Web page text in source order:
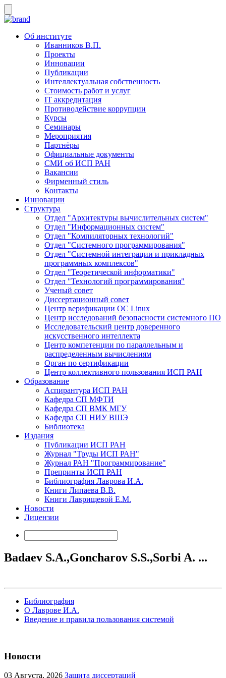
Об институте
Иванников В.П.
Проекты
Инновации
Публикации
Интеллектуальная собственность
Стоимость работ и услуг
IT аккредитация
Противодействие коррупции
Курсы
Семинары
Мероприятия
Партнёры
Официальные документы
СМИ об ИСП РАН
Вакансии
Фирменный стиль
Контакты
Инновации
Структура
Отдел "Архитектуры вычислительных систем"
Отдел "Информационных систем"
Отдел "Компиляторных технологий"
Отдел "Системного программирования"
Отдел "Системной интеграции и прикладных
программных комплексов"
Отдел "Теоретической информатики"
Отдел "Технологий программирования"
Ученый совет
Диссертационный совет
Центр верификации ОС Linux
Центр исследований безопасности системного ПО
Исследовательский центр доверенного
искусственного интеллекта
Центр компетенции по параллельным и
распределенным вычислениям
Орган по сертификации
Центр коллективного пользования ИСП РАН
Образование
Аспирантура ИСП РАН
Кафедра СП МФТИ
Кафедра СП ВМК МГУ
Кафедра СП НИУ ВШЭ
Библиотека
Издания
Публикации ИСП РАН
Журнал "Труды ИСП РАН"
Журнал РАН "Программирование"
Препринты ИСП РАН
Библиография Лаврова И.А.
Книги Липаева В.В.
Книги Лаврищевой Е.М.
Новости
Лицензии
Badaev S.A.,Goncharov S.S.,Sorbi A. ...
Библиография
О Лаврове И.А.
Введение и правила пользования системой
Новости
03 Августа, 2026 Защита диссертаций